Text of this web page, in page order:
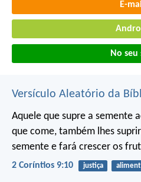
E-
No seu
Versículo Aleatório da
Aquele que supre a semente
que come, também lhes
semente e fará crescer os
2 Coríntios 9:10 justiça